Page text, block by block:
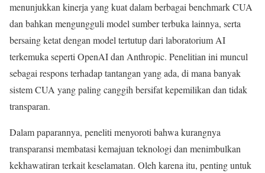
menunjukkan kinerja yang kuat dalam berbagai benchmark CUA
dan bahkan mengungguli model sumber terbuka lainnya, serta
bersaing ketat dengan model tertutup dari laboratorium AI
terkemuka seperti OpenAI dan Anthropic. Penelitian ini muncul
sebagai respons terhadap tantangan yang ada, di mana banyak
sistem CUA yang paling canggih bersifat kepemilikan dan tidak
transparan.
Dalam paparannya, peneliti menyoroti bahwa kurangnya
transparansi membatasi kemajuan teknologi dan menimbulkan
kekhawatiran terkait keselamatan. Oleh karena itu, penting untuk